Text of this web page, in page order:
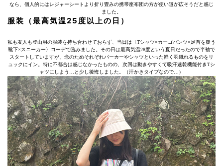
なら、個人的にはレジャーシートより折り畳みの携帯座布団の方が使い道が広そうだと感じ
ました。
服装（最高気温25度以上の日）
私も友人も登山用の服装を持ち合わせておらず、当日は〈Tシャツ×カーゴパンツ×足首を覆う
靴下×スニーカー〉コーデで臨みました。その日は最高気温28度という夏日だったので半袖で
スタートしていますが、念のためそれぞれパーカーやシャツといった軽く羽織れるものをリ
ュックにイン。特に不都合は感じなかったものの、次回は動きやすくて吸汗速乾機能付きTシ
ャツにしよう…と少し後悔しました。（汗かきタイプなので…）